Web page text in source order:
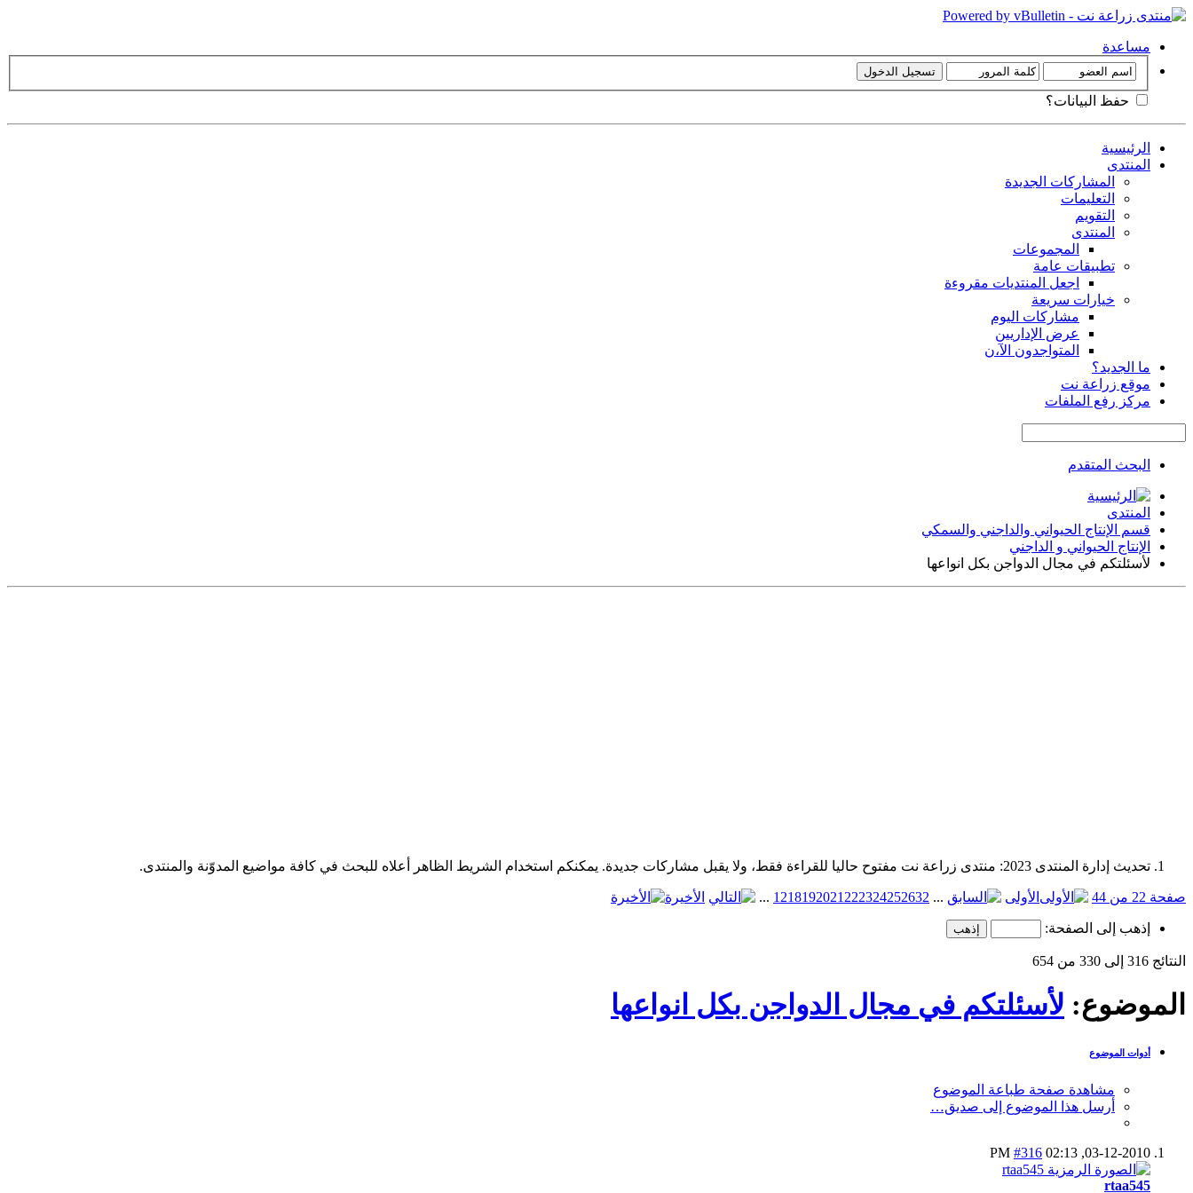
مساعدة
حفظ البيانات؟
الرئيسية
المنتدى
المشاركات الجديدة
التعليمات
التقويم
المنتدى
المجموعات
تطبيقات عامة
اجعل المنتديات مقروءة
خيارات سريعة
مشاركات اليوم
عرض الإداريين
المتواجدون الآ،ن
ما الجديد؟
موقع زراعة نت
مركز رفع الملفات
البحث المتقدم
المنتدى
قسم الإنتاج الحيواني والداجني والسمكي
الإنتاج الحيواني و الداجني
لأسئلتكم في مجال الدواجن بكل انواعها
تحديث إدارة المنتدى 2023: منتدى زراعة نت مفتوح حاليا للقراءة فقط، ولا يقبل مشاركات جديدة. يمكنكم استخدام الشريط الظاهر أعلاه للبحث في كافة مواضيع المدوّنة والمنتدى.
صفحة 22 من 44 الأولى ...
1218192021 222324252632
... الأخيرة
إذهب إلى الصفحة:
النتائج 316 إلى 330 من 654
الموضوع: لأسئلتكم في مجال الدواجن بكل انواعها
أدوات الموضوع
مشاهدة صفحة طباعة الموضوع
أرسل هذا الموضوع إلى صديق…
03-12-2010,
02:13 PM
#316
rtaa545